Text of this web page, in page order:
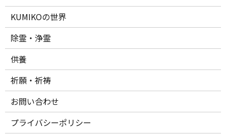
KUMIKOの世界
除霊・浄霊
供養
祈願・祈祷
お問い合わせ
プライバシーポリシー